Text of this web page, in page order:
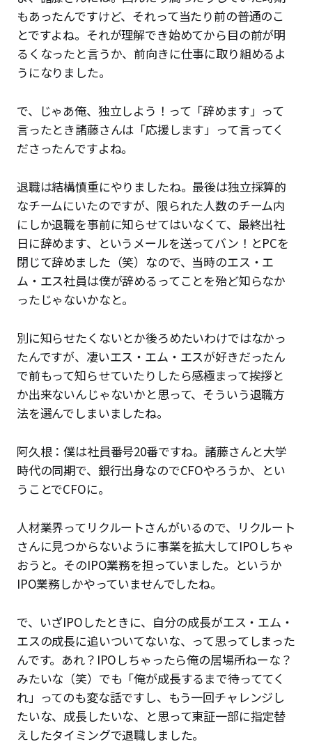
もあったんですけど、それって当たり前の普通のこ
とですよね。それが理解でき始めてから目の前が明
るくなったと言うか、前向きに仕事に取り組めるよ
うになりました。
で、じゃあ俺、独立しよう！って「辞めます」って
言ったとき諸藤さんは「応援します」って言ってく
ださったんですよね。
退職は結構慎重にやりましたね。最後は独立採算的
なチームにいたのですが、限られた人数のチーム内
にしか退職を事前に知らせてはいなくて、最終出社
日に辞めます、というメールを送ってバン！とPCを
閉じて辞めました（笑）なので、当時のエス・エ
ム・エス社員は僕が辞めるってことを殆ど知らなか
ったじゃないかなと。
別に知らせたくないとか後ろめたいわけではなかっ
たんですが、凄いエス・エム・エスが好きだったん
で前もって知らせていたりしたら感極まって挨拶と
か出来ないんじゃないかと思って、そういう退職方
法を選んでしまいましたね。
阿久根：僕は社員番号20番ですね。諸藤さんと大学
時代の同期で、銀行出身なのでCFOやろうか、とい
うことでCFOに。
人材業界ってリクルートさんがいるので、リクルート
さんに見つからないように事業を拡大してIPOしちゃ
おうと。そのIPO業務を担っていました。というか
IPO業務しかやっていませんでしたね。
で、いざIPOしたときに、自分の成長がエス・エム・
エスの成長に追いついてないな、って思ってしまった
んです。あれ？IPOしちゃったら俺の居場所ねーな？
みたいな（笑）でも「俺が成長するまで待っててく
れ」ってのも変な話ですし、もう一回チャレンジし
たいな、成長したいな、と思って東証一部に指定替
えしたタイミングで退職しました。